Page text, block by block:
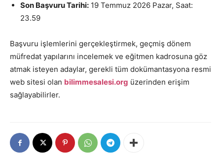
Son Başvuru Tarihi: 19 Temmuz 2026 Pazar, Saat:
23.59
Başvuru işlemlerini gerçekleştirmek, geçmiş dönem
müfredat yapılarını incelemek ve eğitmen kadrosuna göz
atmak isteyen adaylar, gerekli tüm dokümantasyona resmi
web sitesi olan bilimmesalesi.org üzerinden erişim
sağlayabilirler.